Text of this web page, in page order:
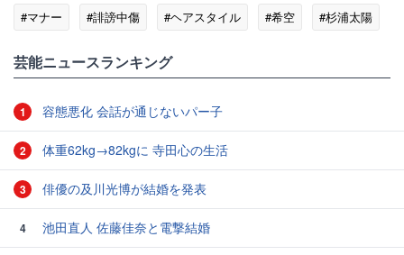
#マナー
#誹謗中傷 #ヘアスタイル #希空 #杉浦太陽
芸能ニュースランキング
1 容態悪化 会話が通じないパー子
2 体重62kg→82kgに 寺田心の生活
3 俳優の及川光博が結婚を発表
4 池田直人 佐藤佳奈と電撃結婚